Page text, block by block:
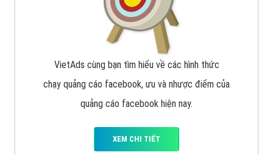
Google Ads là hình thức quảng cáo của Google được
tài trợ có chữ Ad gồm 4 ví trí trên cùng và 3 vị trí
dưới cùng
XEM CHI TIẾT